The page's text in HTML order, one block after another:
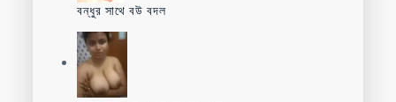
বন্ধুর সাথে বউ বদল